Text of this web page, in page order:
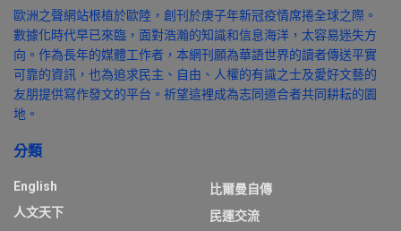
歐洲之聲網站根植於歐陸，創刊於庚子年新冠疫情席捲全球之際。
數據化時代早已來臨，面對浩瀚的知識和信息海洋，太容易迷失方
向。作為長年的媒體工作者，本網刊願為華語世界的讀者傳送平實
可靠的資訊，也為追求民主、自由、人權的有識之士及愛好文藝的
友朋提供寫作發文的平台。祈望這裡成為志同道合者共同耕耘的園
地。
分類
English
人文天下
比爾曼自傳
民運交流